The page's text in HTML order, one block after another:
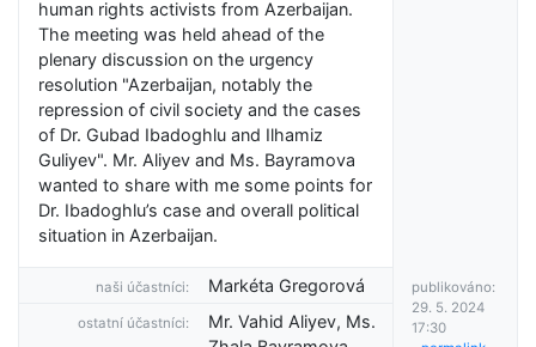
human rights activists from Azerbaijan.
The meeting was held ahead of the
plenary discussion on the urgency
resolution "Azerbaijan, notably the
repression of civil society and the cases
of Dr. Gubad Ibadoghlu and Ilhamiz
Guliyev". Mr. Aliyev and Ms. Bayramova
wanted to share with me some points for
Dr. Ibadoghlu’s case and overall political
situation in Azerbaijan.
naši účastníci: Markéta Gregorová
ostatní účastníci:
Mr. Vahid Aliyev, Ms.
publikováno:
29. 5. 2024
17:30